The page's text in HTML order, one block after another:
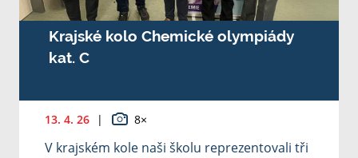
Krajské kolo Chemické olympiády
kat. C
13. 4. 26 | 8×
V krajském kole naši školu reprezentovali tři